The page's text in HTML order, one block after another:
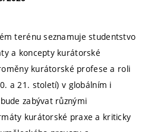
terénu seznamuje studentstvo
a koncepty kurátorské
kurátorské profese a roli
a 21. století) v globálním i
zabývat různými
kurátorské praxe a kriticky